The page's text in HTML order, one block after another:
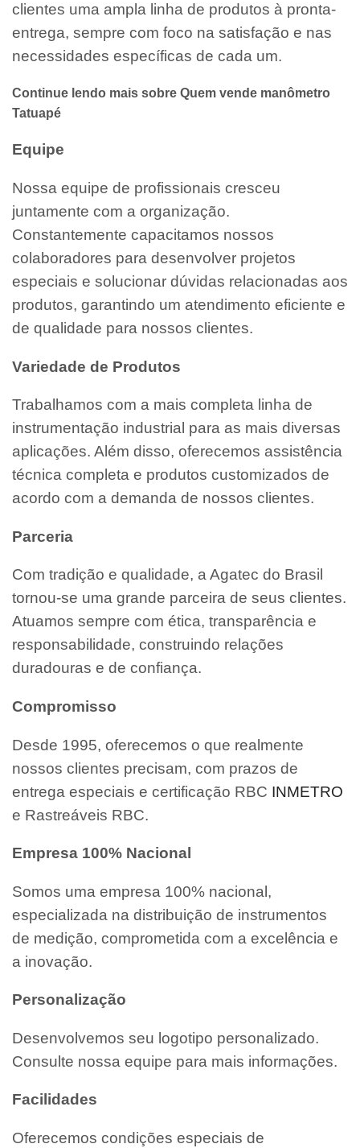
clientes uma ampla linha de produtos à pronta-
entrega, sempre com foco na satisfação e nas
necessidades específicas de cada um.
Continue lendo mais sobre Quem vende manômetro
Tatuapé
Equipe
Nossa equipe de profissionais cresceu
juntamente com a organização.
Constantemente capacitamos nossos
colaboradores para desenvolver projetos
especiais e solucionar dúvidas relacionadas aos
produtos, garantindo um atendimento eficiente e
de qualidade para nossos clientes.
Variedade de Produtos
Trabalhamos com a mais completa linha de
instrumentação industrial para as mais diversas
aplicações. Além disso, oferecemos assistência
técnica completa e produtos customizados de
acordo com a demanda de nossos clientes.
Parceria
Com tradição e qualidade, a Agatec do Brasil
tornou-se uma grande parceira de seus clientes.
Atuamos sempre com ética, transparência e
responsabilidade, construindo relações
duradouras e de confiança.
Compromisso
Desde 1995, oferecemos o que realmente
nossos clientes precisam, com prazos de
entrega especiais e certificação RBC INMETRO
e Rastreáveis RBC.
Empresa 100% Nacional
Somos uma empresa 100% nacional,
especializada na distribuição de instrumentos
de medição, comprometida com a excelência e
a inovação.
Personalização
Desenvolvemos seu logotipo personalizado.
Consulte nossa equipe para mais informações.
Facilidades
Oferecemos condições especiais de